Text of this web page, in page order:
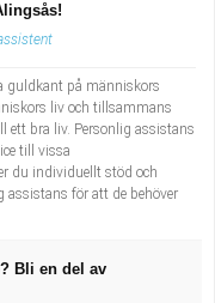
guldkant på människors
liv och tillsammans
ett bra liv. Personlig assistans
till vissa
du individuellt stöd och
för att de behöver
Bli en del av